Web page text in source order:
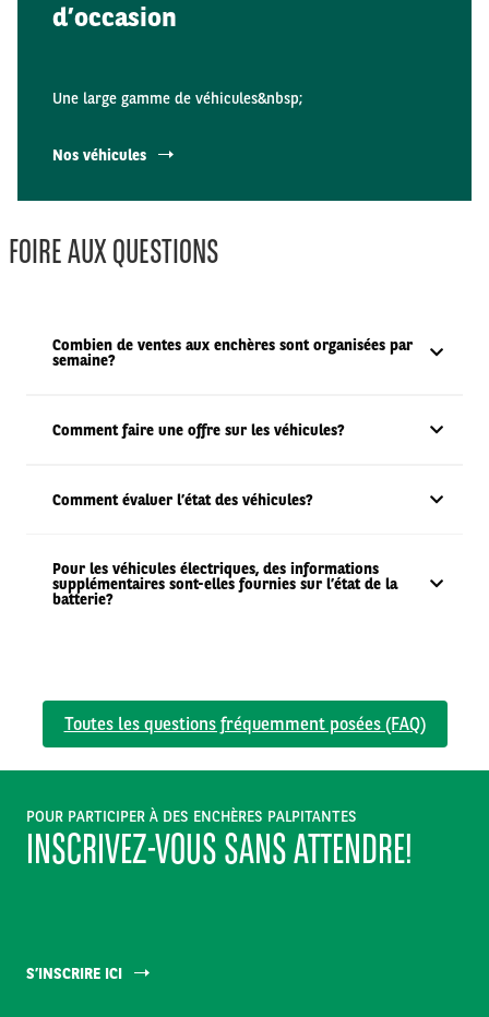
d’occasion
Une large gamme de véhicules&nbsp;
Nos véhicules
FOIRE AUX QUESTIONS
Combien de ventes aux enchères sont organisées par
semaine?
Comment faire une offre sur les véhicules?
Comment évaluer l’état des véhicules?
Pour les véhicules électriques, des informations
supplémentaires sont-elles fournies sur l’état de la
batterie?
Toutes les questions fréquemment posées (FAQ)
POUR PARTICIPER À DES ENCHÈRES PALPITANTES
INSCRIVEZ-VOUS SANS ATTENDRE!
S’INSCRIRE ICI